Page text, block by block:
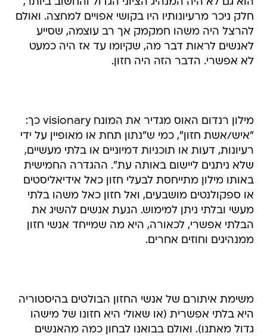
חלק ניכר מרעיונותיו היו בקושי אפויים למחצה. ואולם
להרצל היה משהו חמקמק אך רב עוצמה, שסייע
לאנשים לראות דבר מה, שקיומו עד אז היה כמעט
לא אפשרי. הדבר הזה היה חזון.
מילון רנדום האוס מגדיר את המונח visionary כך:
"איש/אשת חזון", כמי ש"נתון תחת או מאופיין על ידי
רעיונות, דעות או תוכניות דמיוניים או בלתי מעשיים,
שלא ניתנים ליישום באותה עת". ההגדרה החמישית
באותו מילון מתייחסת לבעלי חזון כאל אידיאליסטים
או ספקולנטים מושבעים, ואל חזון כאל משהו בלתי
מעשי ובלתי ניתן למימוש. הנעת אנשים להשיג את
הבלתי אפשרי, לכאורה, היא מה שמייחד אנשי חזון
ממנהיגים וחוזים אחרים.
משימת איתורם של אנשי החזון הבולטים בהיסטוריה
היא בלתי אפשרית (או שאולי היא חזונו של מישהו
גדול מאתנו). ואולם בבואנו לבחון כמה מהאנשים